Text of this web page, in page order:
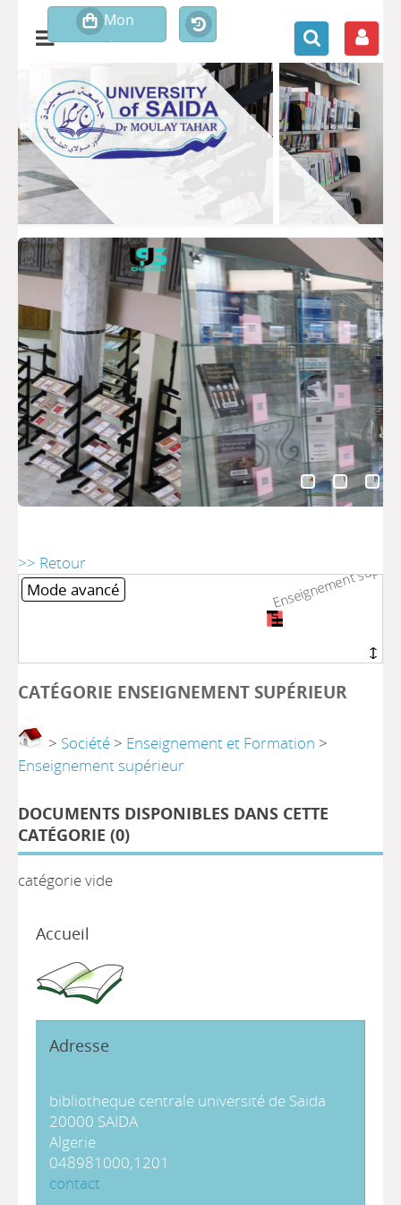
>> Retour Enseignement
Enseignement
Mode avancé
CATÉGORIE ENSEIGNEMENT SUPÉRIEUR
> Société > Enseignement et Formation >
Enseignement supérieur
DOCUMENTS DISPONIBLES DANS CETTE
CATÉGORIE (0)
catégorie vide
Accueil
Adresse
bibliotheque centrale université de Saida
20000 SAIDA
Algerie
048981000,1201
contact